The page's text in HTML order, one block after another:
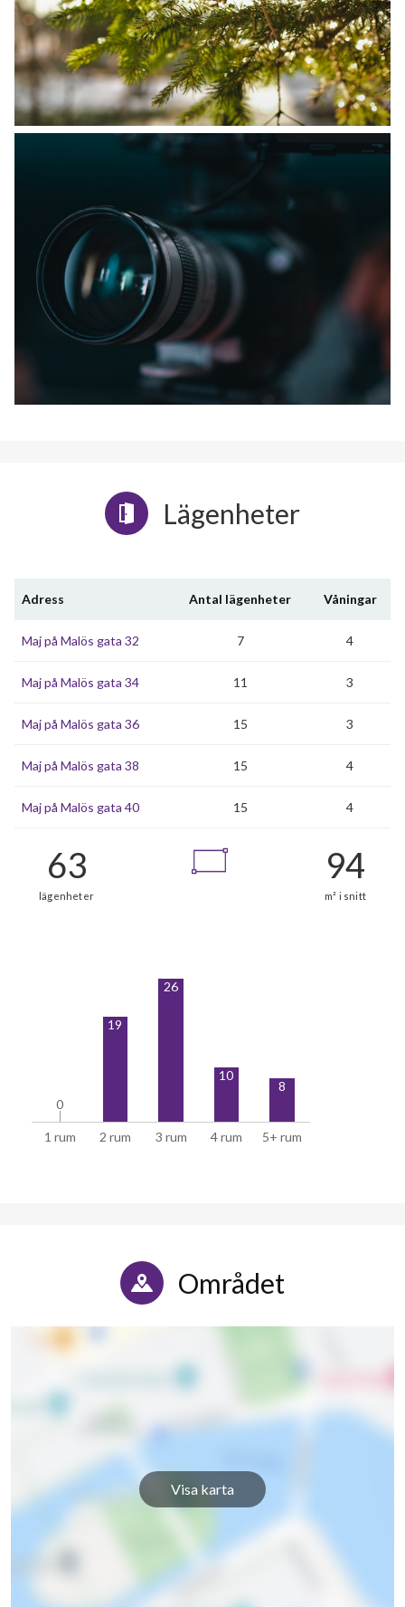
Lägenheter
Adress Antal lägenheter Våningar
Maj på Malös gata 32 7 4
Maj på Malös gata 34 11 3
Maj på Malös gata 36 15 3
Maj på Malös gata 38 15 4
Maj på Malös gata 40 15 4
1 rum 2 rum 3 rum 4 rum 5+ rum
0
0
19
26
10
8
Området
Visa karta